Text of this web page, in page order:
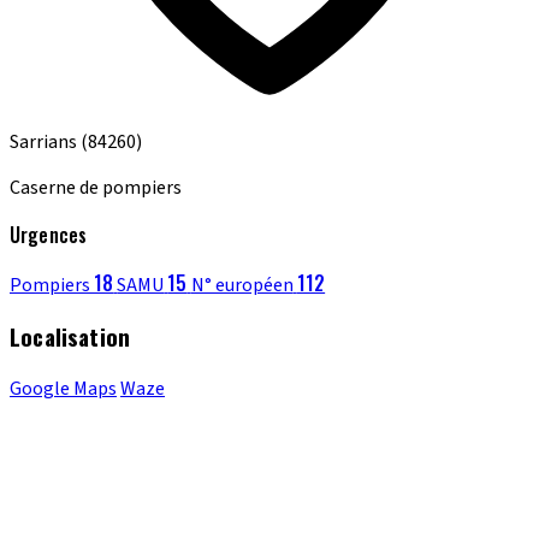
Sarrians (84260)
Caserne de pompiers
Urgences
Pompiers 18SAMU 15 N° européen 112
Localisation
Google MapsWaze